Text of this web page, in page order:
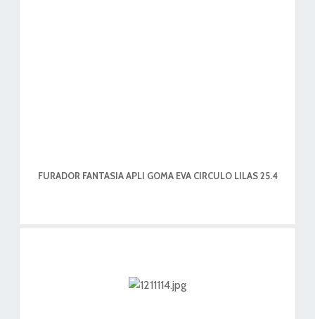
FURADOR FANTASIA APLI GOMA EVA CIRCULO LILAS 25.4